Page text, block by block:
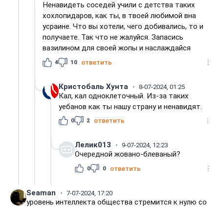
Ненавидеть соседей учили с детства таких
хохлопидаров, как ты, в твоей любимой вна
усраине. Что вы хотели, чего добивались, то и
получаете. Так что не жалуйся. Запасись
вазилином для своей жопы и наслаждайся
4 10 ответить
Кристобаль Хунта 8-07-2024, 01:25
Кал, кал одноклеточный. Из-за таких
уебанов как ты нашу страну и ненавидят.
0 2 ответить
Лелик013 9-07-2024, 12:23
Очередной жовано-блеваный?
0 0 ответить
Seaman 7-07-2024, 17:20
уровень интеллекта общества стремится к нулю со